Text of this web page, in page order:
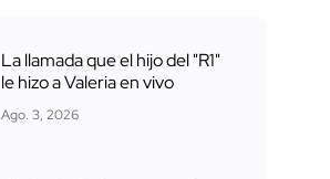
La llamada que el hijo del "R1"
le hizo a Valeria en vivo
Ago. 3, 2026